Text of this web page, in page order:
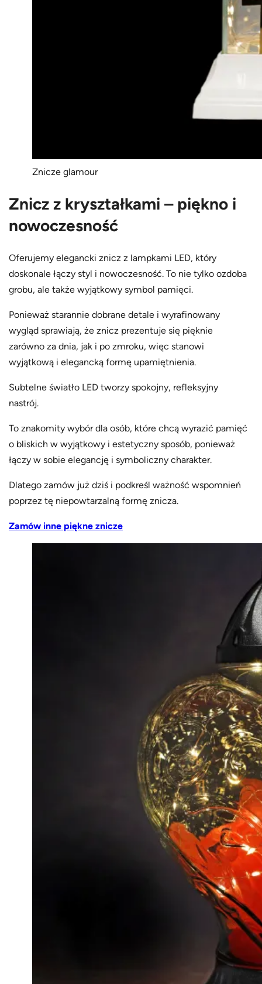
Znicze glamour
Znicz z kryształkami – piękno i
nowoczesność
Oferujemy elegancki znicz z lampkami LED, który
doskonale łączy styl i nowoczesność. To nie tylko ozdoba
grobu, ale także wyjątkowy symbol pamięci.
Ponieważ starannie dobrane detale i wyrafinowany
wygląd sprawiają, że znicz prezentuje się pięknie
zarówno za dnia, jak i po zmroku, więc stanowi
wyjątkową i elegancką formę upamiętnienia.
Subtelne światło LED tworzy spokojny, refleksyjny
nastrój.
To znakomity wybór dla osób, które chcą wyrazić pamięć
o bliskich w wyjątkowy i estetyczny sposób, ponieważ
łączy w sobie elegancję i symboliczny charakter.
Dlatego zamów już dziś i podkreśl ważność wspomnień
poprzez tę niepowtarzalną formę znicza.
Zamów inne piękne znicze